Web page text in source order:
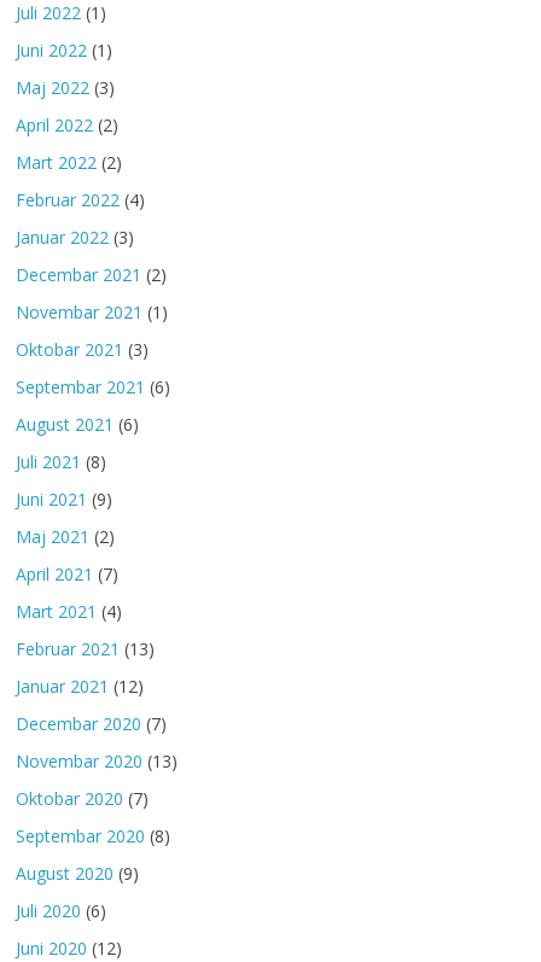
Juli 2022 (1)
Juni 2022 (1)
Maj 2022 (3)
April 2022 (2)
Mart 2022 (2)
Februar 2022 (4)
Januar 2022 (3)
Decembar 2021 (2)
Novembar 2021 (1)
Oktobar 2021 (3)
Septembar 2021 (6)
August 2021 (6)
Juli 2021 (8)
Juni 2021 (9)
Maj 2021 (2)
April 2021 (7)
Mart 2021 (4)
Februar 2021 (13)
Januar 2021 (12)
Decembar 2020 (7)
Novembar 2020 (13)
Oktobar 2020 (7)
Septembar 2020 (8)
August 2020 (9)
Juli 2020 (6)
Juni 2020 (12)